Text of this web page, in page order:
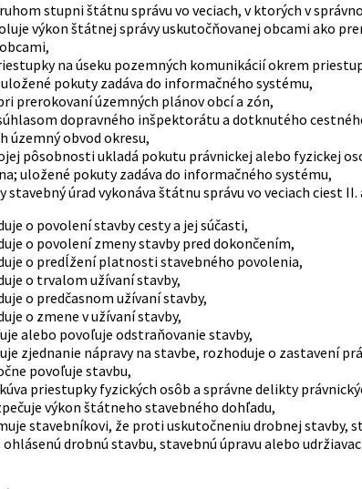
stupni štátnu správu vo veciach, v ktorých v
výkon štátnej správy uskutočňovanej obcami ako
na úseku pozemných komunikácií okrem
pokuty zadáva do informačného systému,
prerokovaní územných plánov obcí a zón,
dopravného inšpektorátu a dotknutého
územný obvod okresu,
pôsobnosti ukladá pokutu právnickej alebo fyzickej
uložené pokuty zadáva do informačného systému,
stavebný úrad vykonáva štátnu správu vo veciach ciest
o povolení stavby cesty a jej súčasti,
o povolení zmeny stavby pred dokončením,
o predĺžení platnosti stavebného povolenia,
o trvalom užívaní stavby,
o predčasnom užívaní stavby,
o zmene v užívaní stavby,
alebo povoľuje odstraňovanie stavby,
zjednanie nápravy na stavbe, rozhoduje o zastavení
povoľuje stavbu,
priestupky fyzických osôb a správne delikty
výkon štátneho stavebného dohľadu,
stavebníkovi, že proti uskutočneniu drobnej stavby,
ohlásenú drobnú stavbu, stavebnú úpravu alebo